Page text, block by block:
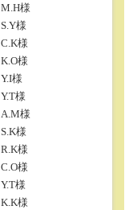
M.H様
S.Y様
C.K様
K.O様
Y.I様
Y.T様
A.M様
S.K様
R.K様
C.O様
Y.T様
K.K様